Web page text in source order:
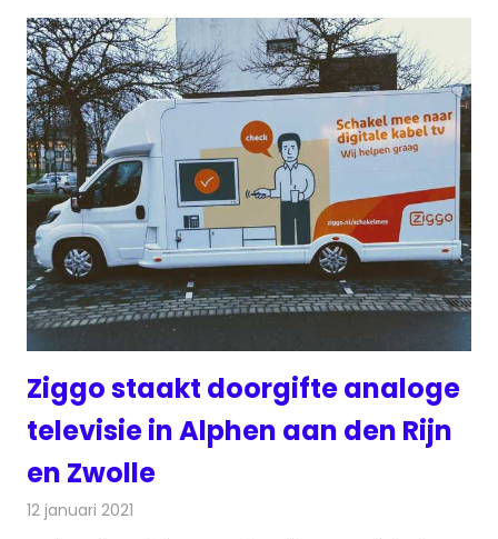
Ziggo staakt doorgifte analoge
televisie in Alphen aan den Rijn
en Zwolle
12 januari 2021